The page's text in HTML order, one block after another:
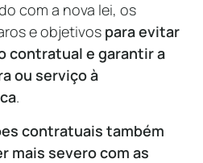
com a nova lei, os
e objetivos para evitar
contratual e garantir a
ou serviço à
.
contratuais também
mais severo com as